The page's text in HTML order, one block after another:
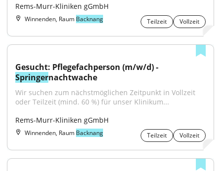
Rems-Murr-Kliniken gGmbH
Winnenden, Raum Backnang Teilzeit Vollzeit
Springernachtwache
Wir suchen zum nächstmöglichen Zeitpunkt in Vollzeit
oder Teilzeit (mind. 60 %) für unser Klinikum...
Rems-Murr-Kliniken gGmbH
Winnenden, Raum Backnang Teilzeit Vollzeit